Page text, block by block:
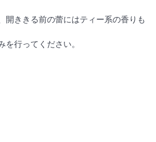
開ききる前の蕾にはティー系の香りも
行ってください。